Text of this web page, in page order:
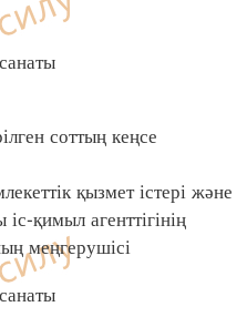
соттың кеңсе
қызмет істері және
қимыл агенттігінің
меңгерушісі